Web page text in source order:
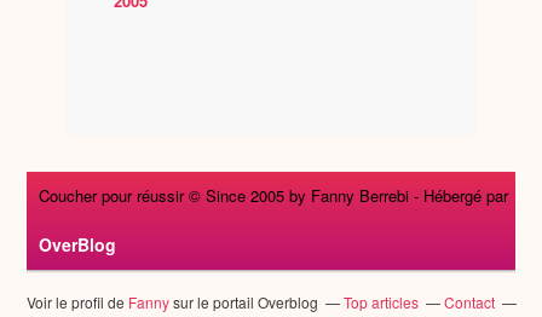
Coucher pour réussir © Since 2005 by Fanny Berrebi - Hébergé par
OverBlog
Voir le profil de Fannysur le portail Overblog Top articles Contact